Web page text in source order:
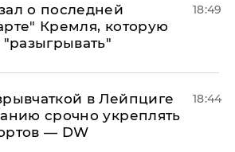
о последней
Кремля, которую
"разыгрывать"
18:49
в Лейпциге
срочно укреплять
— DW
18:44